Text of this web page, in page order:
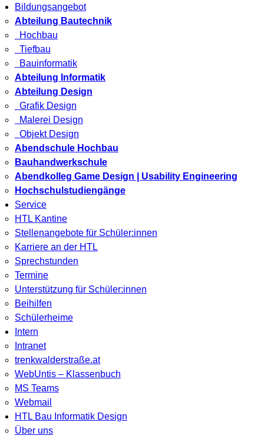
Bildungsangebot
Abteilung Bautechnik
Hochbau
Tiefbau
Bauinformatik
Abteilung Informatik
Abteilung Design
Grafik Design
Malerei Design
Objekt Design
Abendschule Hochbau
Bauhandwerkschule
Abendkolleg Game Design | Usability Engineering
Hochschulstudiengänge
Service
HTL Kantine
Stellenangebote für Schüler:innen
Karriere an der HTL
Sprechstunden
Termine
Unterstützung für Schüler:innen
Beihilfen
Schülerheime
Intern
Intranet
trenkwalderstraße.at
WebUntis – Klassenbuch
MS Teams
Webmail
HTL Bau Informatik Design
Über uns